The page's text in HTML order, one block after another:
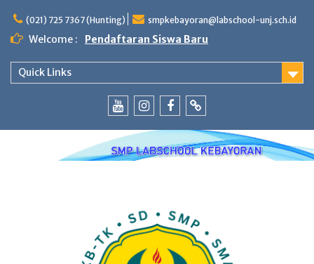
content
(021) 725 7367 (Hunting) smpkebayoran@labschool-unj.sch.id
Welcome : Pendaftaran Siswa Baru
Quick Links
LabschoolLabschool